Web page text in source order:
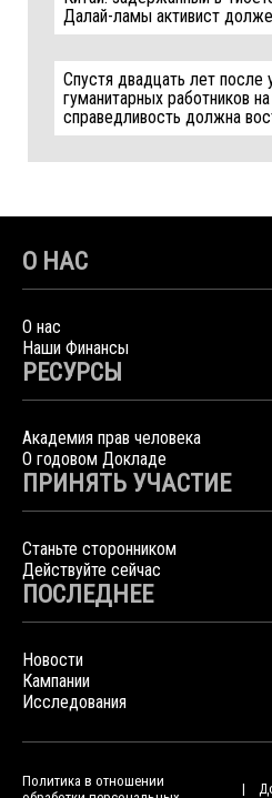
Далай-ламы активист
Спустя двадцать лет после
гуманитарных работников
справедливость должна
О НАС
О нас
Наши Финансы
РЕСУРСЫ
Академия прав человека
О годовом Докладе
ПРИНЯТЬ УЧАСТИЕ
Станьте сторонником
Действуйте сейчас
ПОСЛЕДНЕЕ
Новости
Кампании
Исследования
Политика в отношении